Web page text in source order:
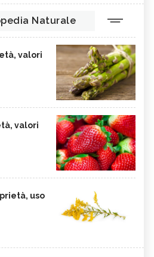
Naturale
valori
valori
uso